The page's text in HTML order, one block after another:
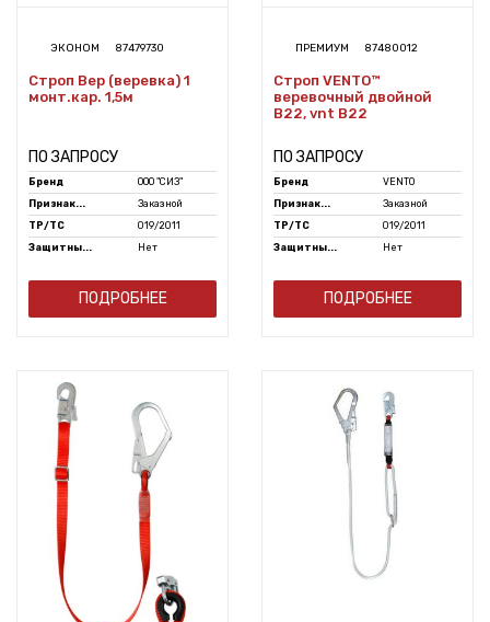
ЭКОНОМ 87479730
Строп Вер (веревка) 1
монт.кар. 1,5м
ПО ЗАПРОСУ
Бренд
ООО "СИЗ"
Признак...
Заказной
ТР/ТС
019/2011
Защитны...
Нет
ПОДРОБНЕЕ
ПРЕМИУМ 87480012
Строп VENTO™
веревочный двойной
В22, vnt B22
ПО ЗАПРОСУ
Бренд
VENTO
Признак...
Заказной
ТР/ТС
019/2011
Защитны...
Нет
ПОДРОБНЕЕ